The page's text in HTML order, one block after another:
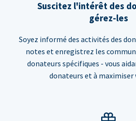
Suscitez l'intérêt des
gérez-les
Soyez informé des activités des
notes et enregistrez les
donateurs spécifiques - vous
donateurs et à maximiser